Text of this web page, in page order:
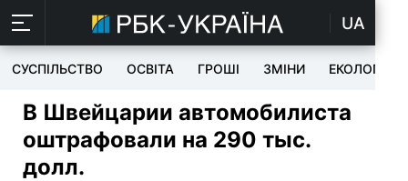
UA
СУСПІЛЬСТВО ОСВІТА ГРОШІ ЗМІНИ ЕКОЛОГІЯ
В Швейцарии автомобилиста
оштрафовали на 290 тыс.
долл.